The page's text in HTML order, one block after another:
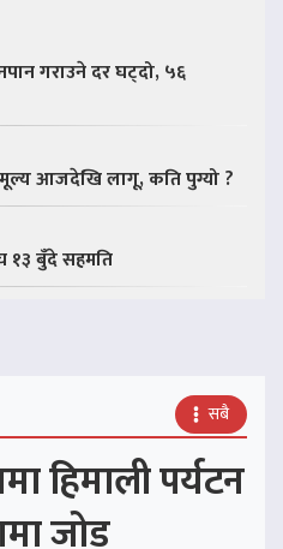
गराउने दर घट्दो, ५६
आजदेखि लागू, कति पुग्यो ?
१३ बुँदे सहमति
सबै
हिमाली पर्यटन
जोड